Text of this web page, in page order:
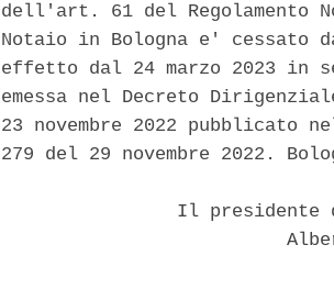
dell'art. 61 del Regolamento
Notaio in Bologna e'
effetto dal 24 marzo 2023
emessa nel Decreto
23 novembre 2022 pubblicato
279 del 29 novembre 2022.
Il